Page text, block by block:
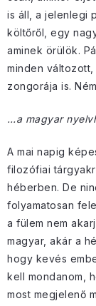
is áll, a jelenlegi
költőről, egy
aminek örülök.
minden változott,
zongorája is.
…a magyar
A mai napig
filozófiai
héberben. De
folyamatosan
a fülem nem
magyar, akár a
hogy kevés
kell mondanom,
most megjelenő